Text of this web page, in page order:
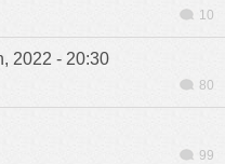
10
2022 - 20:30
80
99